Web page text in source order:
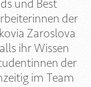
und Best
der
Zaroslova
ihr Wissen
der
im Team